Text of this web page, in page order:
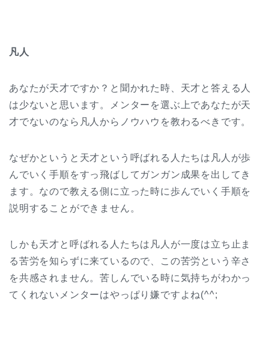
凡人
あなたが天才ですか？と聞かれた時、天才と答える人
は少ないと思います。メンターを選ぶ上であなたが天
才でないのなら凡人からノウハウを教わるべきです。
なぜかというと天才という呼ばれる人たちは凡人が歩
んでいく手順をすっ飛ばしてガンガン成果を出してき
ます。なので教える側に立った時に歩んでいく手順を
説明することができません。
しかも天才と呼ばれる人たちは凡人が一度は立ち止ま
る苦労を知らずに来ているので、この苦労という辛さ
を共感されません。苦しんでいる時に気持ちがわかっ
てくれないメンターはやっぱり嫌ですよね(^^;